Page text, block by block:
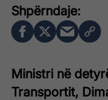
Ministri në
Transportit,